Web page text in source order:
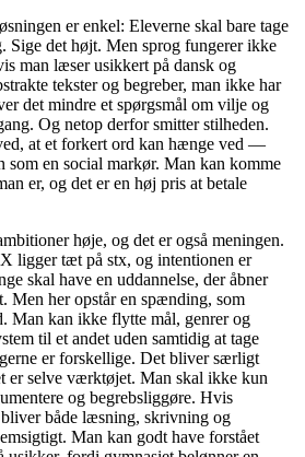
er enkel: Eleverne skal bare tage
Sige det højt. Men sprog fungerer ikke
man læser usikkert på dansk og
tekster og begreber, man ikke har
det mindre et spørgsmål om vilje og
Og netop derfor smitter stilheden.
at et forkert ord kan hænge ved —
som en social markør. Man kan komme
er, og det er en høj pris at betale
høje, og det er også meningen.
ligger tæt på stx, og intentionen er
skal have en uddannelse, der åbner
Men her opstår en spænding, som
Man kan ikke flytte mål, genrer og
til et andet uden samtidig at tage
er forskellige. Det bliver særligt
er selve værktøjet. Man skal ikke kun
og begrebsliggøre. Hvis
både læsning, skrivning og
Man kan godt have forstået